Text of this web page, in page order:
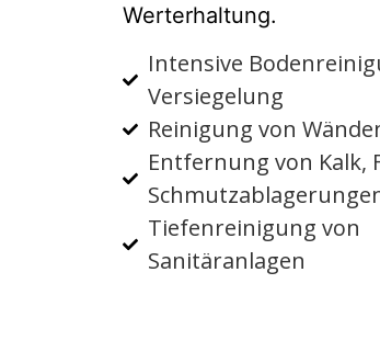
Werterhaltung.
Intensive
Versiegelung
Reinigung von
Entfernung von Kalk,
Tiefenreinigung von
Sanitäranlagen